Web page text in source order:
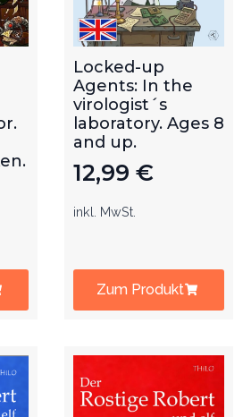
Locked-up
Agents: In the
virologist´s
laboratory. Ages 8
and up.
12,99 €
inkl. MwSt.
Zum Produkt